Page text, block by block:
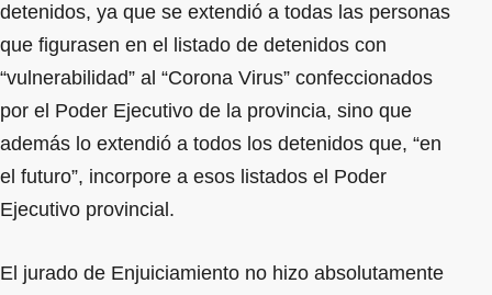
detenidos, ya que se extendió a todas las personas
que figurasen en el listado de detenidos con
“vulnerabilidad” al “Corona Virus” confeccionados
por el Poder Ejecutivo de la provincia, sino que
además lo extendió a todos los detenidos que, “en
el futuro”, incorpore a esos listados el Poder
Ejecutivo provincial.
El jurado de Enjuiciamiento no hizo absolutamente